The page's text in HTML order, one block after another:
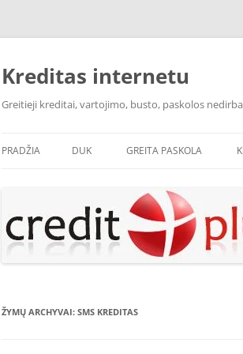
Pereiti
Kreditas internetu
Greitieji kreditai, vartojimo, busto, paskolos
PRADŽIA DUK GREITA PASKOLA
ŽYMŲ ARCHYVAI: SMS KREDITAS